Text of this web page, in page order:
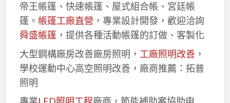
帝王帳篷、快速帳篷、屋式組合帳、宮廷帳
篷。 帳篷工廠直營 ，專業設計開發，歡迎洽詢
舜盛帳篷，提供各種活動帳篷的訂做、客製化
大型鋼構廠房改善廠房照明， 工廠照明改善，
學校運動中心高空照明改善，廠商推薦：拓普
照明